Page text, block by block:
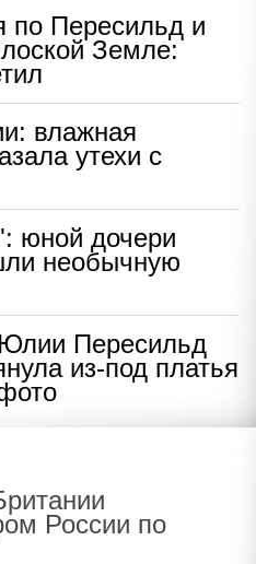
по Пересильд и
Земле:
влажная
утехи с
юной дочери
необычную
Пересильд
из-под платья
России по